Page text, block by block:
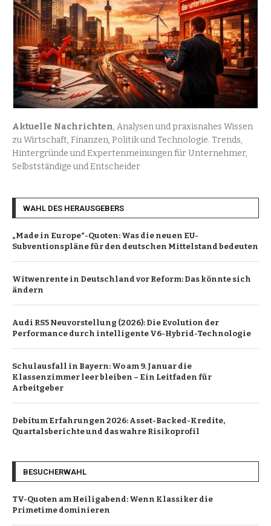
Aktuelle Nachrichten, Analysen und praxisnahes Wissen
zu Wirtschaft, Finanzen, Politik und Technologie. Trends,
Hintergründe und Expertenmeinungen für Unternehmer,
Selbstständige und Entscheider
WAHL DES HERAUSGEBERS
„Made in Europe“-Quoten: Was die neuen EU-
Subventionspläne für den deutschen Mittelstand bedeuten
Witwenrente in Deutschland vor Reform: Das könnte sich
ändern
Audi RS5 Neuvorstellung (2026): Die Evolution der
Performance durch intelligente V6-Hybrid-Technologie
Schulausfall in Bayern: Wo am 9. Januar die
Klassenzimmer leer bleiben – Ein Leitfaden für
Arbeitgeber
Debitum Erfahrungen 2026: Asset-Backed-Kredite,
Quartalsberichte und das wahre Risikoprofil
BESUCHERWAHL
TV-Quoten am Heiligabend: Wenn Klassiker die
Primetime dominieren